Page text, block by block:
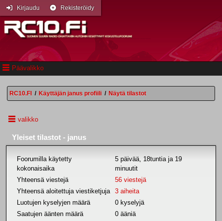
Päävalikko
Kirjaudu Rekisteröidy
RC10.FI / Käyttäjän janus profiili / Näytä tilastot
valikko
Yleiset tilastot - janus
Foorumilla käytetty
kokonaisaika
5 päivää, 18tuntia ja 19
minuutit
Yhteensä viestejä
56 viestejä
Yhteensä aloitettuja viestiketjuja
3 aiheita
Luotujen kyselyjen määrä
0 kyselyjä
Saatujen äänten määrä
0 ääniä